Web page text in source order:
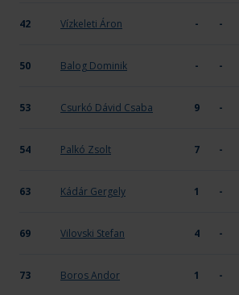
42 Vízkeleti Áron - -
50 Balog Dominik - -
53 Csurkó Dávid Csaba 9 -
54 Palkó Zsolt 7 -
63 Kádár Gergely 1 -
69 Vilovski Stefan 4 -
73 Boros Andor 1 -